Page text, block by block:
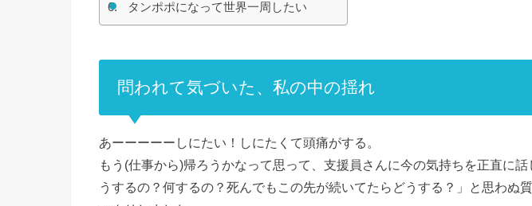
タンポポになって世界一周したい
問われて気づいた、私の中の揺れ
あーーーーーしにたい！しにたくて頭痛がする。
もう(仕事から)帰ろうかなって思って、支援員さんに今の気持ちを正直に
うするの？何するの？死んでもこの先が続いてたらどうする？」と思わぬ